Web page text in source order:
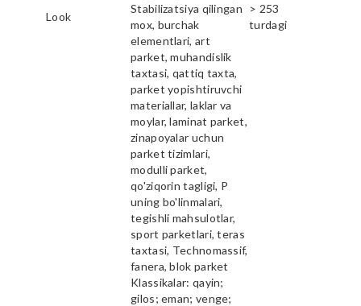
Look
Stabilizatsiya qilingan
mox, burchak
elementlari, art
parket, muhandislik
taxtasi, qattiq taxta,
parket yopishtiruvchi
materiallar, laklar va
moylar, laminat parket,
zinapoyalar uchun
parket tizimlari,
modulli parket,
qo'ziqorin tagligi, P
uning bo'linmalari,
tegishli mahsulotlar,
sport parketlari, teras
taxtasi, Technomassif,
fanera, blok parket
> 253
turdagi
Klassikalar: qayin;
gilos; eman; venge;